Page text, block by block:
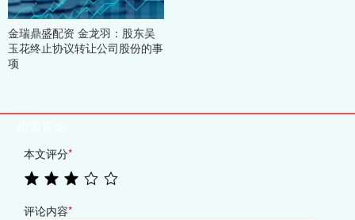
金瑞鼎盛配资 金龙羽：股东吴
玉花终止协议转让公司股份的事
项
本文评分*
评论内容*